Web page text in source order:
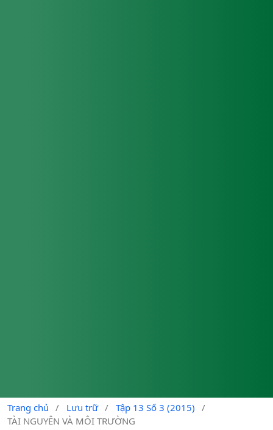
Trang chủ / Lưu trữ / Tập 13 Số 3 (2015)
/
TÀI NGUYÊN VÀ MÔI TRƯỜNG